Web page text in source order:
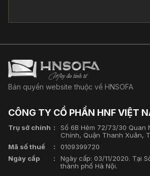
Bản quyền website thuộc về HNSOFA
CÔNG TY CỔ PHẦN HNF VIỆT
Trụ sở chính
Số 6B Hẻm 72/73/30 Quan
Chính, Quận Thanh Xuân,
Mã số thuế
0109399720
Ngày cấp
Ngày cấp: 03/11/2020. Tại
thành phố Hà Nội.